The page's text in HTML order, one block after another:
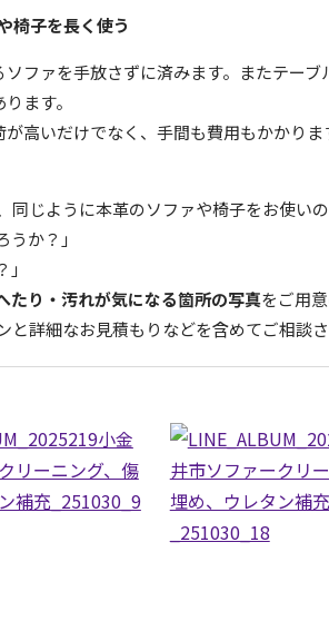
椅子を長く使う
ファを手放さずに済みます。またテー
ます。
高いだけでなく、手間も費用もかかりま
じように本革のソファや椅子をお使い
うか？」
たり・汚れが気になる箇所の写真をご用
詳細なお見積もりなどを含めてご相談さ